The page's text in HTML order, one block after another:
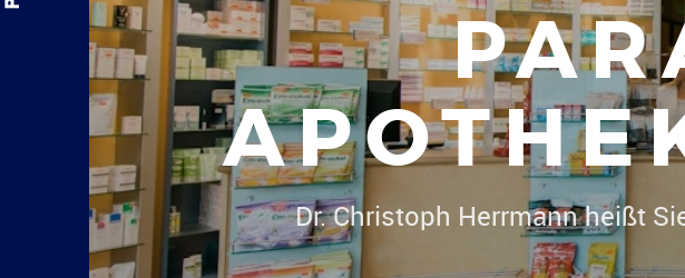
Dr.